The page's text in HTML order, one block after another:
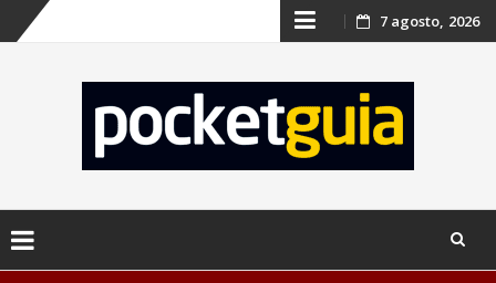
Skip
content
7 agosto, 2026